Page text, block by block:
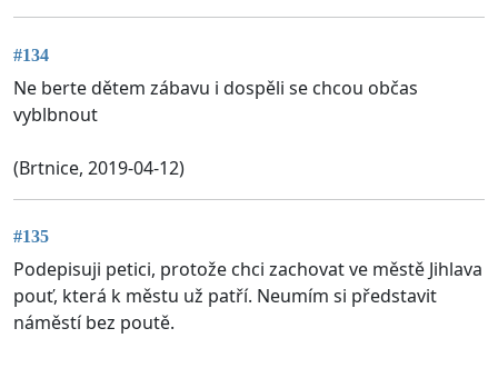
#134
Ne berte dětem zábavu i dospěli se chcou občas
vyblbnout
(Brtnice, 2019-04-12)
#135
Podepisuji petici, protože chci zachovat ve městě Jihlava
pouť, která k městu už patří. Neumím si představit
náměstí bez poutě.